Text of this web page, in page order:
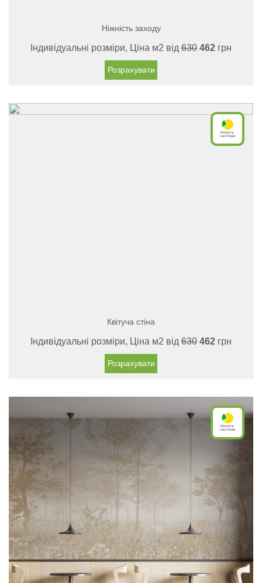
Ніжність заходу
Індивідуальні розміри, Ціна м2 від 630 462 грн
Розрахувати
Квітуча стіна
Індивідуальні розміри, Ціна м2 від 630 462 грн
Розрахувати